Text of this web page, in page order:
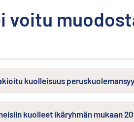
voitu
kuolleisuus
kuolleet ikäryhmän mukaan